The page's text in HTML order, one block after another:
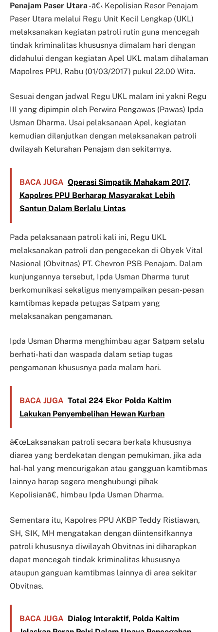
Penajam Paser Utara-â€‹ Kepolisian Resor Penajam
Paser Utara melalui Regu Unit Kecil Lengkap (UKL)
melaksanakan kegiatan patroli rutin guna mencegah
tindak kriminalitas khususnya dimalam hari dengan
didahului dengan kegiatan Apel UKL malam dihalaman
Mapolres PPU, Rabu (01/03/2017) pukul 22.00 Wita.
Sesuai dengan jadwal Regu UKL malam ini yakni Regu
III yang dipimpin oleh Perwira Pengawas (Pawas) Ipda
Usman Dharma. Usai pelaksanaan Apel, kegiatan
kemudian dilanjutkan dengan melaksanakan patroli
dwilayah Kelurahan Penajam dan sekitarnya.
BACA JUGA Operasi Simpatik Mahakam 2017,
Kapolres PPU Berharap Masyarakat Lebih
Santun Dalam Berlalu Lintas
Pada pelaksanaan patroli kali ini, Regu UKL
melaksanakan patroli dan pengecekan di Obyek Vital
Nasional (Obvitnas) PT. Chevron PSB Penajam. Dalam
kunjungannya tersebut, Ipda Usman Dharma turut
berkomunikasi sekaligus menyampaikan pesan-pesan
kamtibmas kepada petugas Satpam yang
melaksanakan pengamanan.
Ipda Usman Dharma menghimbau agar Satpam selalu
berhati-hati dan waspada dalam setiap tugas
pengamanan khususnya pada malam hari.
BACA JUGA Total 224 Ekor Polda Kaltim
Lakukan Penyembelihan Hewan Kurban
â€œLaksanakan patroli secara berkala khususnya
diarea yang berdekatan dengan pemukiman, jika ada
hal-hal yang mencurigakan atau gangguan kamtibmas
lainnya harap segera menghubungi pihak
Kepolisianâ€, himbau Ipda Usman Dharma.
Sementara itu, Kapolres PPU AKBP Teddy Ristiawan,
SH, SIK, MH mengatakan dengan diintensifkannya
patroli khususnya diwilayah Obvitnas ini diharapkan
dapat mencegah tindak kriminalitas khususnya
ataupun ganguan kamtibmas lainnya di area sekitar
Obvitnas.
BACA JUGA Dialog Interaktif, Polda Kaltim